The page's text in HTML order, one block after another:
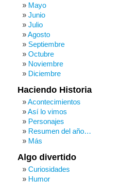
Mayo
Junio
Julio
Agosto
Septiembre
Octubre
Noviembre
Diciembre
Haciendo Historia
Acontecimientos
Así lo vimos
Personajes
Resumen del año…
Más
Algo divertido
Curiosidades
Humor